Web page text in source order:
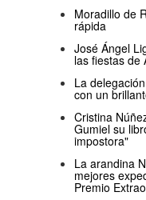
Moradillo de
rápida
José Ángel
las fiestas de
La
con un
Cristina
Gumiel su
impostora"
La arandina
mejores
Premio